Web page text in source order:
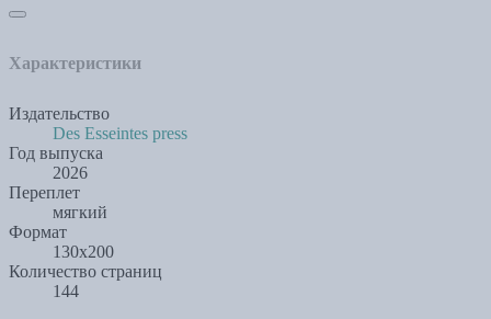
Характеристики
Издательство
Des Esseintes press
Год выпуска
2026
Переплет
мягкий
Формат
130х200
Количество страниц
144